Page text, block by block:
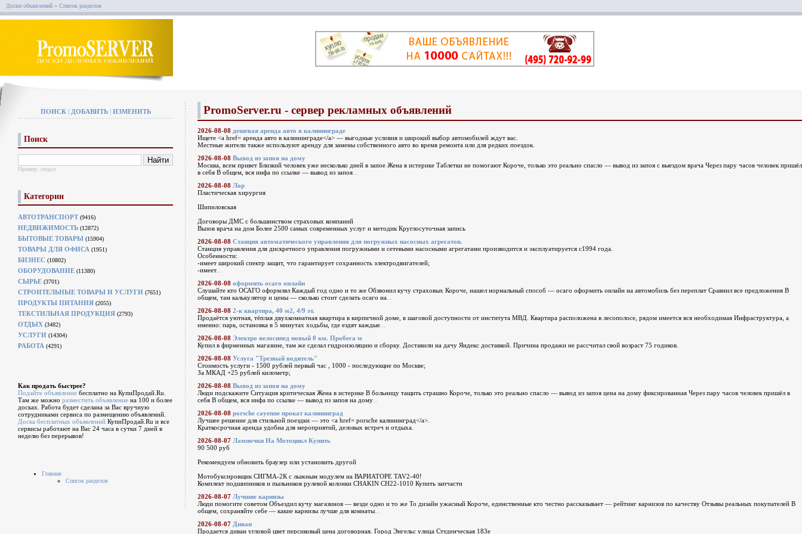
Доски объявлений » Список разделов
ПОИСК| ДОБАВИТЬ| ИЗМЕНИТЬ
Поиск
Пример: отдых
Категории
АВТОТРАНСПОРТ (9416)
НЕДВИЖИМОСТЬ (12872)
БЫТОВЫЕ ТОВАРЫ (15904)
ТОВАРЫ ДЛЯ ОФИСА (1951)
БИЗНЕС (10802)
ОБОРУДОВАНИЕ (11380)
СЫРЬЕ (3701)
СТРОИТЕЛЬНЫЕ ТОВАРЫ И УСЛУГИ (7651)
ПРОДУКТЫ ПИТАНИЯ (2055)
ТЕКСТИЛЬНАЯ ПРОДУКЦИЯ (2793)
ОТДЫХ (3482)
УСЛУГИ (14304)
РАБОТА (4291)
Как продать быстрее?
Подайте объявление бесплатно на КупиПродай.Ru.
Там же можно разместить объявление на 100 и более
досках. Работа будет сделана за Вас вручную
сотрудниками сервиса по размещению объявлений.
Доска бесплатных объявлений КупиПродай.Ru и все
сервисы работают на Вас 24 часа в сутки 7 дней в
неделю без перерывов!
Главная
Список разделов
PromoServer.ru - сервер рекламных объявлений
2026-08-08 дешевая аренда авто в калининграде
Ищете <a href= аренда авто в калининграде</a> — выгодные условия и широкий выбор автомобилей ждут вас.
Местные жители также используют аренду для замены собственного авто во время ремонта или для редких поездок.
2026-08-08 Вывод из запоя на дому
Москва, всем привет Близкий человек уже несколько дней в запое Жена в истерике Таблетки не помогают Короче, только это реально спасло — вывод из запоя с выездом врача Через пару часов человек пришёл
в себя В общем, вся инфа по ссылке — вывод из запоя
2026-08-08 Лор
Пластическая хирургия
Шипиловская
Договоры ДМС с большинством страховых компаний
Вызов врача на дом Более 2500 самых современных услуг и методик Круглосуточная запись
2026-08-08 Станция автоматического управления для погружных насосных агрегатов.
Станция управления для дискретного управления погружными и сетевыми насосными агрегатами производится и эксплуатируется с1994 года.
Особенности:
-имеет широкий спектр защит, что гарантирует сохранность электродвигателей;
-имеет...
2026-08-08 оформить осаго онлайн
Слушайте кто ОСАГО оформлял Каждый год одно и то же Обзвонил кучу страховых Короче, нашел нормальный способ — осаго оформить онлайн на автомобиль без переплат Сравнил все предложения В
общем, там калькулятор и цены — сколько стоит сделать осаго на
2026-08-08 2-к квартира, 40 м2, 4/9 эт.
Продаётся уютная, тёплая двухкомнатная квартира в кирпичной доме, в шаговой доступности от института МВД. Квартира расположена в лесополосе, рядом имеется вся необходимая Инфраструктура, а
именно: парк, остановка в 5 минутах ходьбы, где ездят каждые
2026-08-08 Электро велосипед новый 0 км. Пробега м
Купил в фирменных магазине, там же сделал гидроизоляцию и сборку. Доставили на дачу Яндекс доставкой. Причина продажи не рассчитал свой возраст 75 годиков.
2026-08-08 Услуга "Трезвый водитель"
Стоимость услуги - 1500 рублей первый час , 1000 - последующие по Москве;
За МКАД +25 рублей километр;
2026-08-08 Вывод из запоя на дому
Люди подскажите Ситуация критическая Жена в истерике В больницу тащить страшно Короче, только это реально спасло — вывод из запоя цена на дому фиксированная Через пару часов человек пришёл в
себя В общем, вся инфа по ссылке — вывод из запоя на дому...
2026-08-08 porsche cayenne прокат калининград
Лучшее решение для стильной поездки — это <a href= porsche калининград</a>.
Краткосрочная аренда удобна для мероприятий, деловых встреч и отдыха.
2026-08-07 Лампочки На Мотоцикл Купить
90 500 руб
Рекомендуем обновить браузер или установить другой
Мотобуксировщик СИГМА-2К с лыжным модулем на ВАРИАТОРЕ TAV2-40!
Комплект подшипников и пыльников рулевой колонки CHAKIN CH22-1010 Купить запчасти
2026-08-07 Лучшие карнизы
Люди помогите советом Объездил кучу магазинов — везде одно и то же То дизайн ужасный Короче, единственные кто честно рассказывает — рейтинг карнизов по качеству Отзывы реальных покупателей В
общем, сохраняйте себе — какие карнизы лучше для комнаты
2026-08-07 Диван
Продается диван угловой цвет персиковый цена договорная. Город Энгельс улица Студенческая 183е